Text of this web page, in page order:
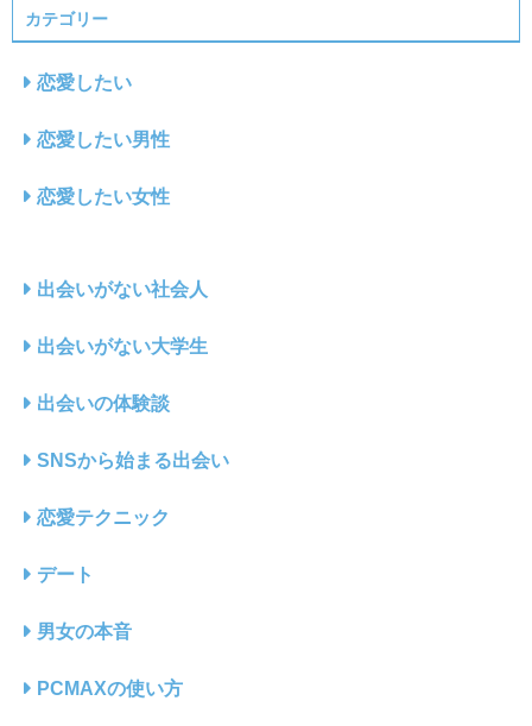
カテゴリー
恋愛したい
恋愛したい男性
恋愛したい女性
出会いがない社会人
出会いがない大学生
出会いの体験談
SNSから始まる出会い
恋愛テクニック
デート
男女の本音
PCMAXの使い方